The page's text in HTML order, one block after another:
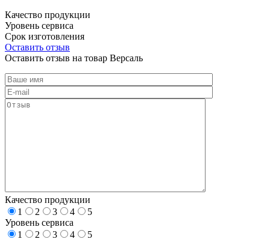
Качество продукции
Уровень сервиса
Срок изготовления
Оставить отзыв
Оставить отзыв на товар Версаль
Качество продукции
1
2 3 4
5
Уровень сервиса
1
2 3 4 5